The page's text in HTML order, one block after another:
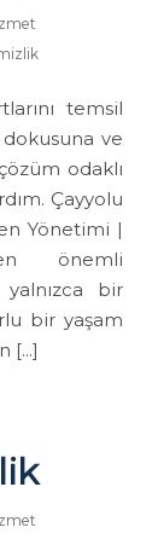
temsil
ve
odaklı
Çayyolu
Yönetimi |
önemli
bir
bir yaşam
[…]